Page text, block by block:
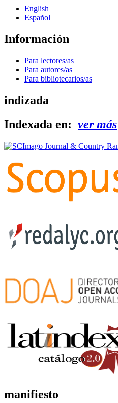
English
Español
Información
Para lectores/as
Para autores/as
Para bibliotecarios/as
indizada
Indexada en: ver más
manifiesto